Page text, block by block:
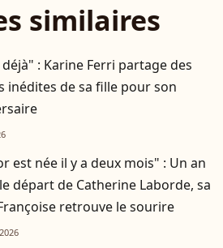
similaires
: Karine Ferri partage des
inédites de sa fille pour son
est née il y a deux mois" : Un an
départ de Catherine Laborde, sa
retrouve le sourire